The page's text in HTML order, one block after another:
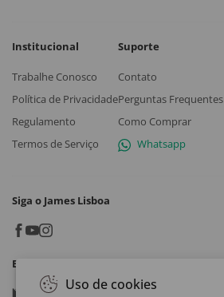
Institucional
Trabalhe Conosco
Política de Privacidade
Regulamento
Termos de Serviço
Suporte
Contato
Perguntas Frequentes
Como Comprar
Whatsapp
Siga o James Lisboa
Baixe o App
Uso de cookies